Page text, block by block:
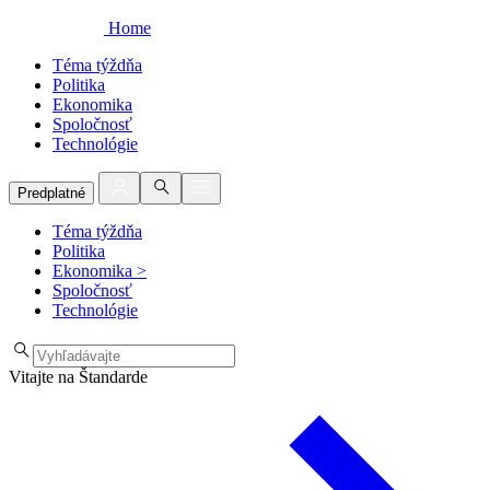
Home
Téma týždňa
Politika
Ekonomika
Spoločnosť
Technológie
Predplatné
Téma týždňa
Politika
Ekonomika >
Spoločnosť
Technológie
Vitajte na Štandarde